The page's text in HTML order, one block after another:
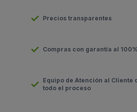
Precios transparentes
Compras con garantía al 100%
Equipo de Atención al Cliente
todo el proceso